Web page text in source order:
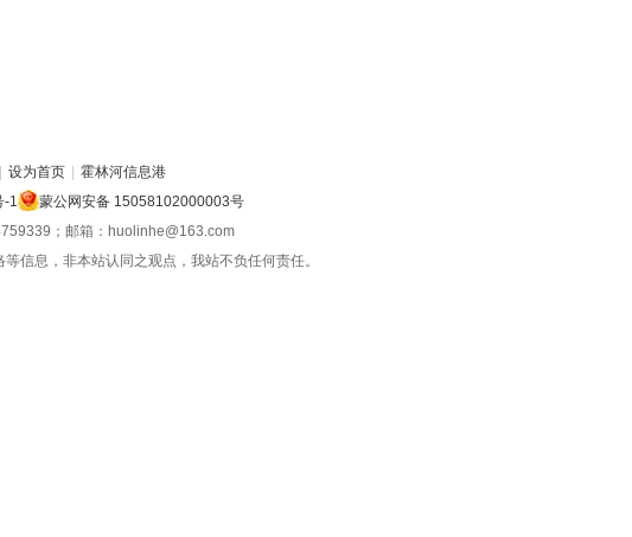
设为首页
霍林河信息港
-1
蒙公网安备 15058102000003号
；邮箱：huolinhe@163.com
信息，非本站认同之观点，我站不负任何责任。